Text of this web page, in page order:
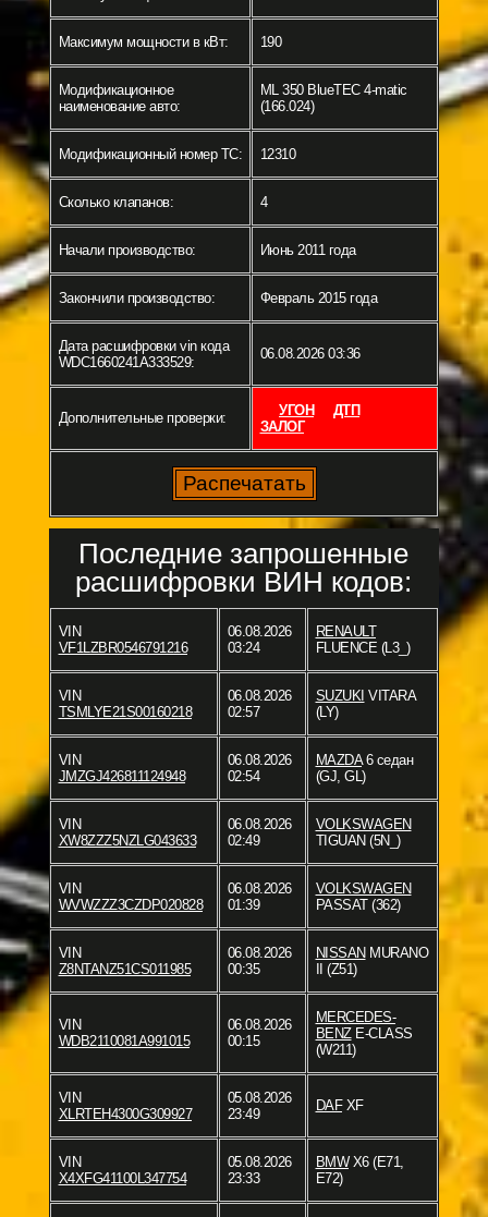
Максимум мощности в кВт: 190
Модификационное
наименование авто:
ML 350 BlueTEC 4-matic
(166.024)
Модификационный номер ТС: 12310
Сколько клапанов: 4
Начали производство: Июнь 2011 года
Закончили производство: Февраль 2015 года
Дата расшифровки vin кода
WDC1660241A333529:
06.08.2026 03:36
Дополнительные проверки: УГОН
ДТП
ЗАЛОГ
Последние запрошенные
расшифровки ВИН кодов:
VIN
VF1LZBR0546791216
06.08.2026
03:24
RENAULT
FLUENCE (L3_)
VIN
TSMLYE21S00160218
06.08.2026
02:57
SUZUKI VITARA
(LY)
VIN
JMZGJ426811124948
06.08.2026
02:54
MAZDA6 седан
(GJ, GL)
VIN
XW8ZZZ5NZLG043633
06.08.2026
02:49
VOLKSWAGEN
TIGUAN (5N_)
VIN
WVWZZZ3CZDP020828
06.08.2026
01:39
VOLKSWAGEN
PASSAT (362)
VIN
Z8NTANZ51CS011985
06.08.2026
00:35
NISSAN MURANO
II (Z51)
VIN
WDB2110081A991015
06.08.2026
00:15
MERCEDES-
BENZE-CLASS
(W211)
VIN
XLRTEH4300G309927
05.08.2026
23:49
DAFXF
VIN
X4XFG41100L347754
05.08.2026
23:33
BMWX6 (E71,
E72)